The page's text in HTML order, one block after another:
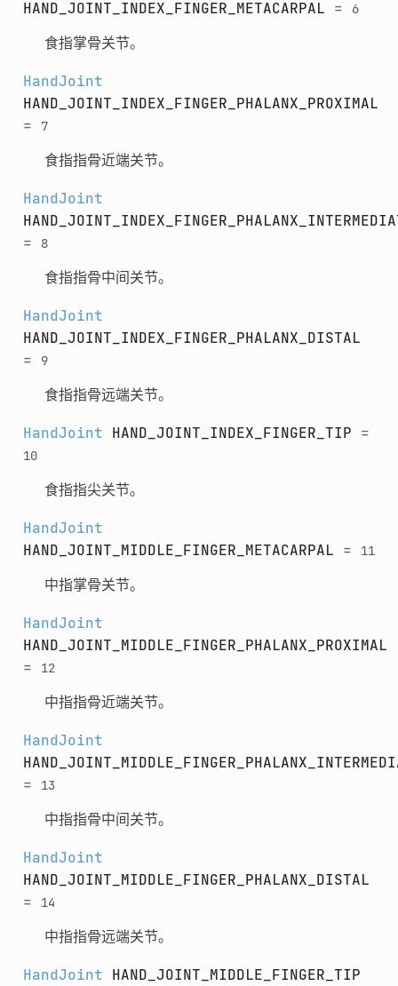
HAND_JOINT_INDEX_FINGER_METACARPAL = 6
食指掌骨关节。
HandJoint
HAND_JOINT_INDEX_FINGER_PHALANX_PROXIMAL
=
7
食指指骨近端关节。
HandJoint
=
8
食指指骨中间关节。
HandJoint
HAND_JOINT_INDEX_FINGER_PHALANX_DISTAL
=
9
食指指骨远端关节。
HandJoint HAND_JOINT_INDEX_FINGER_TIP =
10
食指指尖关节。
HandJoint
HAND_JOINT_MIDDLE_FINGER_METACARPAL = 11
中指掌骨关节。
HandJoint
HAND_JOINT_MIDDLE_FINGER_PHALANX_PROXIMAL
=
12
中指指骨近端关节。
HandJoint
=
13
中指指骨中间关节。
HandJoint
HAND_JOINT_MIDDLE_FINGER_PHALANX_DISTAL
=
14
中指指骨远端关节。
HandJoint HAND_JOINT_MIDDLE_FINGER_TIP